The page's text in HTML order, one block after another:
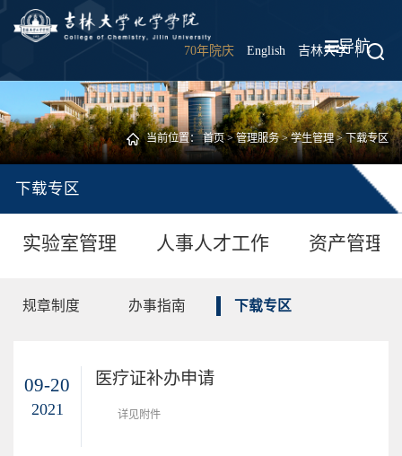
70年院庆 English 吉林大学 |
导航
当前位置：首页>管理服务>学生管理>下载专区
下载专区
实验室管理 人事人才工作 资产管理
规章制度 办事指南 下载专区
09-20
2021
医疗证补办申请
详见附件